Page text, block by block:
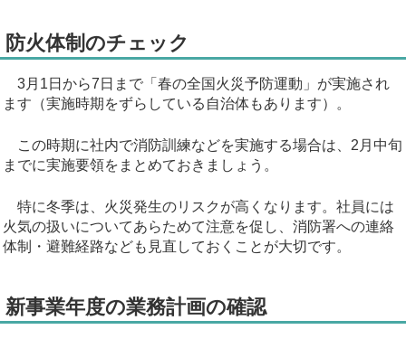
防火体制のチェック
3月1日から7日まで「春の全国火災予防運動」が実施され
ます（実施時期をずらしている自治体もあります）。
この時期に社内で消防訓練などを実施する場合は、2月中旬
までに実施要領をまとめておきましょう。
特に冬季は、火災発生のリスクが高くなります。社員には
火気の扱いについてあらためて注意を促し、消防署への連絡
体制・避難経路なども見直しておくことが大切です。
新事業年度の業務計画の確認